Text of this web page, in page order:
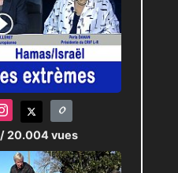
/ 20.004 vues